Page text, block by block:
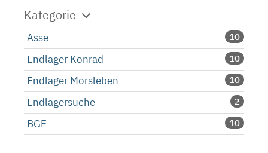
Kategorie
Asse 10
Endlager Konrad 10
Endlager Morsleben 10
Endlagersuche 2
BGE 10